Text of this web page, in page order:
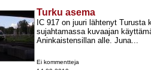
Turku asema
IC 917 on juuri lähtenyt Turusta
sujahtamassa kuvaajan
Aninkaistensillan alle. Juna...
Ei kommentteja